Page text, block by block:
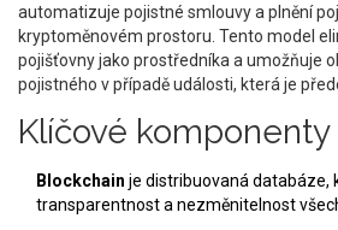
automatizuje pojistné smlouvy a plnění
kryptoměnovém prostoru Tento model
pojišťovny jako prostředníka a umožňuje
pojistného v případě události, která je
Klíčové
Blockchain je distribuovaná databáze,
transparentnost a nezměnitelnost